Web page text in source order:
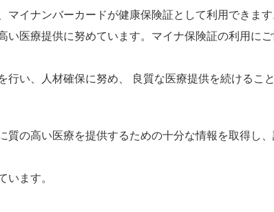
イナンバーカードが健康保険証として利用できます
医療提供に努めています。マイナ保険証の利用にご
い、人材確保に努め、 良質な医療提供を続けるこ
の高い医療を提供するための十分な情報を取得し
います。